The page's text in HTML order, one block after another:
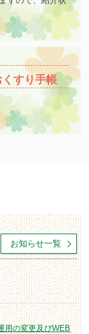
くすり手帳
用の変更及びWEB
お知らせ一覧